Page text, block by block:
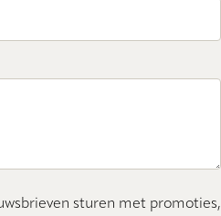
sturen met promoties,